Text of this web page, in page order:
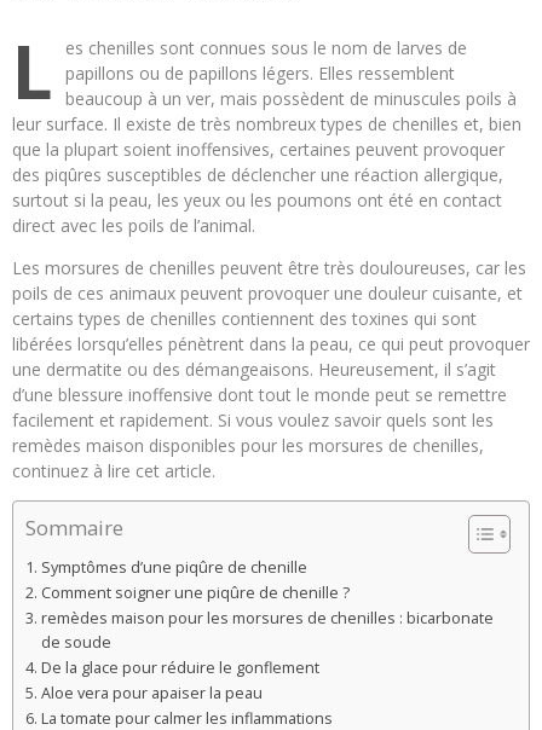
L
es chenilles sont connues sous le nom de larves de
papillons ou de papillons légers. Elles ressemblent
beaucoup à un ver, mais possèdent de minuscules poils à
leur surface. Il existe de très nombreux types de chenilles et, bien
que la plupart soient inoffensives, certaines peuvent provoquer
des piqûres susceptibles de déclencher une réaction allergique,
surtout si la peau, les yeux ou les poumons ont été en contact
direct avec les poils de l’animal.
Les morsures de chenilles peuvent être très douloureuses, car les
poils de ces animaux peuvent provoquer une douleur cuisante, et
certains types de chenilles contiennent des toxines qui sont
libérées lorsqu’elles pénètrent dans la peau, ce qui peut provoquer
une dermatite ou des démangeaisons. Heureusement, il s’agit
d’une blessure inoffensive dont tout le monde peut se remettre
facilement et rapidement. Si vous voulez savoir quels sont les
remèdes maison disponibles pour les morsures de chenilles,
continuez à lire cet article.
Sommaire
Symptômes d’une piqûre de chenille
Comment soigner une piqûre de chenille ?
remèdes maison pour les morsures de chenilles : bicarbonate
de soude
De la glace pour réduire le gonflement
Aloe vera pour apaiser la peau
La tomate pour calmer les inflammations